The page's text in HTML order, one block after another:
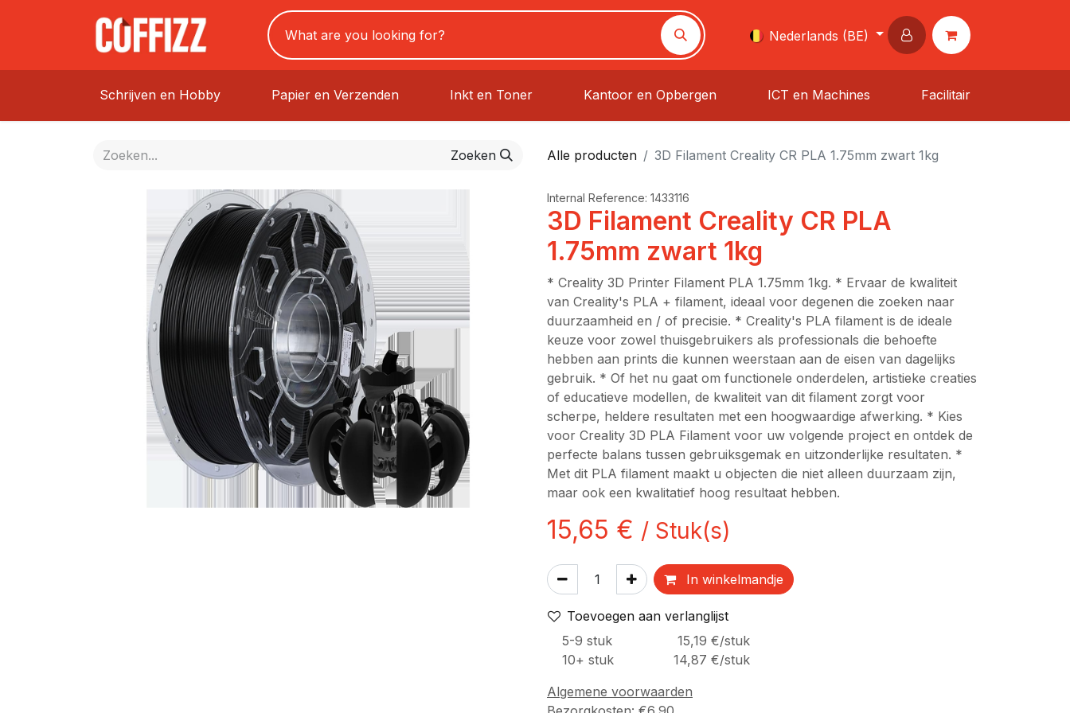
Nederlands (BE)
Schrijven en Hobby Papier en Verzenden Inkt en Toner Kantoor en Opbergen ICT en Machines Facilitair
Zoeken Alle producten 3D Filament Creality CR PLA 1.75mm zwart 1kg
Internal Reference: 1433116
3D Filament Creality CR PLA
1.75mm zwart 1kg
* Creality 3D Printer Filament PLA 1.75mm 1kg. * Ervaar de kwaliteit
van Creality's PLA + filament, ideaal voor degenen die zoeken naar
duurzaamheid en / of precisie. * Creality's PLA filament is de ideale
keuze voor zowel thuisgebruikers als professionals die behoefte
hebben aan prints die kunnen weerstaan aan de eisen van dagelijks
gebruik. * Of het nu gaat om functionele onderdelen, artistieke creaties
of educatieve modellen, de kwaliteit van dit filament zorgt voor
scherpe, heldere resultaten met een hoogwaardige afwerking. * Kies
voor Creality 3D PLA Filament voor uw volgende project en ontdek de
perfecte balans tussen gebruiksgemak en uitzonderlijke resultaten. *
Met dit PLA filament maakt u objecten die niet alleen duurzaam zijn,
maar ook een kwalitatief hoog resultaat hebben.
15,65 € / Stuk(s)
In winkelmandje
Toevoegen aan verlanglijst
5-9 stuk 15,19 €/stuk
10+ stuk 14,87 €/stuk
Algemene voorwaarden